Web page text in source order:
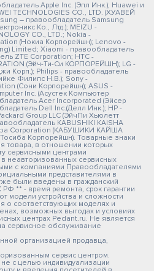
Apple Inc. (Эпл Инк.); Huawei и
TECHNOLOGIES CO., LTD. (ХУАВЕЙ
– правообладатель Samsung
Ко., Лтд.); MEIZU -
CO., LTD.; Nokia -
(Нокиа Корпорейшн); Lenovo -
Limited; Xiaomi - правообладатель
ZTE Corporation; HTC -
(Эйч-Ти-Си КОРПОРЕЙШН); LG -
Корп.); Philips - правообладатель
Филипс Н.В.); Sony -
(Сони Корпорейшн); ASUS -
Inc. (Асустек Компьютер
Acer Incorporated (Эйсер
Dell Inc.(Делл Инк.); HP -
Group LLC (ЭйчПи Хьюлетт
KABUSHIKI KAISHA
Corporation (КАБУШИКИ КАЙША
Корпорейшн). Товарные знаки
товара, в отношении которых
сервисными центрами
в неавторизованных сервисных
с компаниями Правообладателями
представителями в
были введены в гражданский
РФ ** - время ремонта, срок гарантии
модели устройства и сложности
о соответствующих моделях и
возможных выгодах и условиях
центрах Pedant.ru. Не является
сервисное обслуживание
организацией продавца,
сервис центром.
с целью индивидуализации